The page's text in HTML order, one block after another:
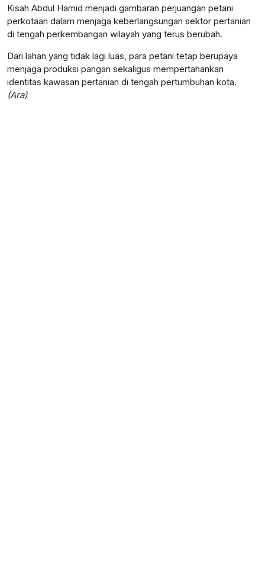
Kisah Abdul Hamid menjadi gambaran perjuangan petani
perkotaan dalam menjaga keberlangsungan sektor pertanian
di tengah perkembangan wilayah yang terus berubah.
Dari lahan yang tidak lagi luas, para petani tetap berupaya
menjaga produksi pangan sekaligus mempertahankan
identitas kawasan pertanian di tengah pertumbuhan kota.
(Ara)